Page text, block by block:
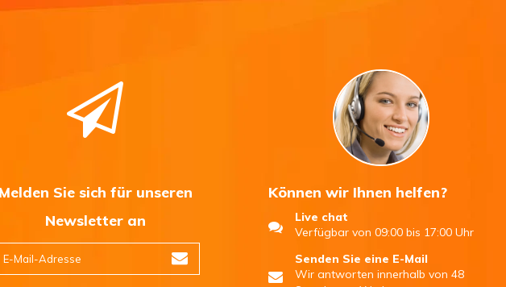
Melden Sie sich für unseren
Newsletter an
Können wir Ihnen helfen?
Live chat
Verfügbar von 09:00 bis 17:00 Uhr
Senden Sie eine E-Mail
Wir antworten innerhalb von 48